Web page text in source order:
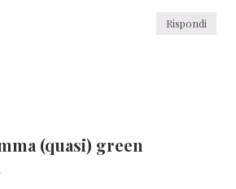
Rispondi
(quasi) green